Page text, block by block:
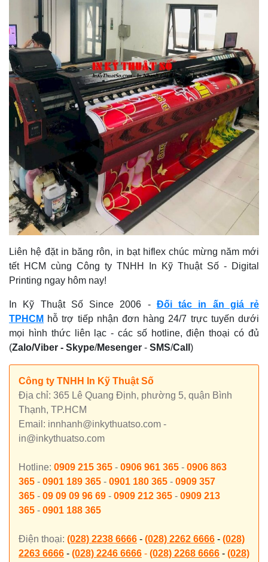
Liên hệ đặt in băng rôn, in bạt hiflex chúc mừng năm mới
tết HCM cùng Công ty TNHH In Kỹ Thuật Số - Digital
Printing ngay hôm nay!
In Kỹ Thuật Số Since 2006 - Đối tác in ấn giá rẻ
TPHCM hỗ trợ tiếp nhận đơn hàng 24/7 trực tuyến dưới
mọi hình thức liên lạc - các số hotline, điện thoại có đủ
(Zalo/Viber - Skype/Mesenger - SMS/Call )
Công ty TNHH In Kỹ Thuật Số
Địa chỉ: 365 Lê Quang Định, phường 5, quận Bình
Thạnh, TP.HCM
Email: innhanh@inkythuatso.com -
in@inkythuatso.com
Hotline: 0909 215 365 - 0906 961 365 - 0906 863
365 - 0901 189 365 - 0901 180 365 - 0909 357
365 - 09 09 09 96 69 - 0909 212 365 - 0909 213
365 - 0901 188 365
Điện thoại: (028) 2238 6666 - (028) 2262 6666 - (028)
2263 6666 - (028) 2246 6666 - (028) 2268 6666 - (028)